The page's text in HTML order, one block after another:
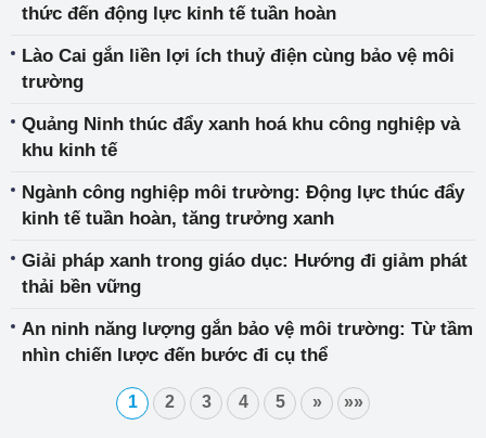
thức đến động lực kinh tế tuần hoàn
Lào Cai gắn liền lợi ích thuỷ điện cùng bảo vệ môi
trường
Quảng Ninh thúc đẩy xanh hoá khu công nghiệp và
khu kinh tế
Ngành công nghiệp môi trường: Động lực thúc đẩy
kinh tế tuần hoàn, tăng trưởng xanh
Giải pháp xanh trong giáo dục: Hướng đi giảm phát
thải bền vững
An ninh năng lượng gắn bảo vệ môi trường: Từ tầm
nhìn chiến lược đến bước đi cụ thể
1 2 3 4 5 » »»